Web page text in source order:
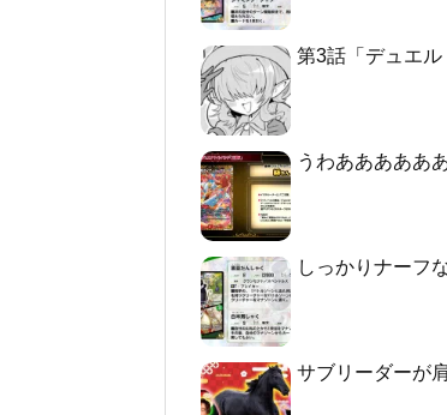
第3話「デュエル
うわあああああ
しっかりナーフ
サブリーダーが